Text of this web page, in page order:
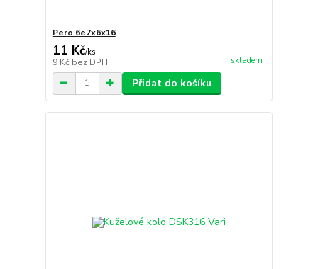
Pero 6e7x6x16
11 Kč/ks
9 Kč bez DPH skladem
Přidat do košíku